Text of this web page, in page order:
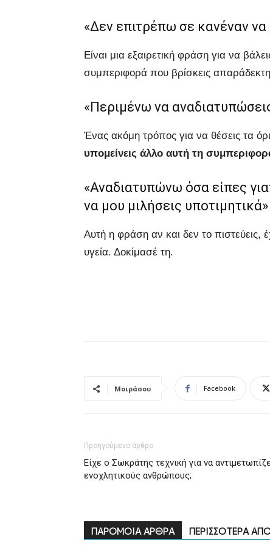
«Δεν επιτρέπω σε κανέναν να
Είναι μια εξαιρετική φράση για να
συμπεριφορά που βρίσκεις
«Περιμένω να
Ένας ακόμη τρόπος για να θέσεις τα
υπομείνεις άλλο αυτή τη
«Αναδιατυπώνω όσα είπες
να μου μιλήσεις υποτιμητικά»
Αυτή η φράση αν και δεν το πιστεύεις,
υγεία. Δοκίμασέ τη.
Μοιράσου Facebook
Προηγούμενο άρθρο
Είχε ο Σωκράτης τεχνική για να
ενοχλητικούς ανθρώπους;
ΠΑΡΟΜΟΙΑ ΑΡΘΡΑ ΠΕΡΙΣΣΟΤΕΡΑ